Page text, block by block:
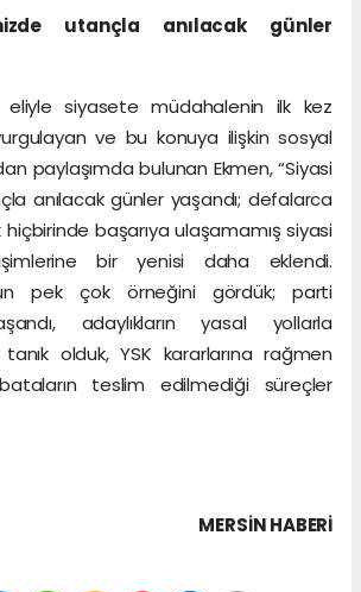
utançla anılacak günler
eliyle siyasete müdahalenin ilk kez
ve bu konuya ilişkin sosyal
paylaşımda bulunan Ekmen, “Siyasi
anılacak günler yaşandı; defalarca
başarıya ulaşamamış siyasi
bir yenisi daha eklendi.
pek çok örneğini gördük; parti
adaylıkların yasal yollarla
olduk, YSK kararlarına rağmen
teslim edilmediği süreçler
MERSIN HABERİ